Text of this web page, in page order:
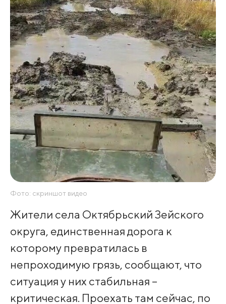
Фото: скриншот видео
Жители села Октябрьский Зейского
округа, единственная дорога к
которому превратилась в
непроходимую грязь, сообщают, что
ситуация у них стабильная –
критическая. Проехать там сейчас, по